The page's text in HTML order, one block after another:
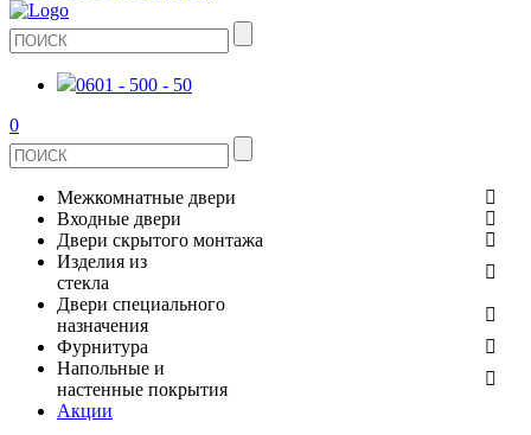
0601 - 500 - 50
0
Межкомнатные двери
ШПОНИРОВАНЫЕ
ЭКОШПОН
ЭМАЛЬ
ИЗ МАССИВА СОСНЫ
Входные двери
МЕТАЛЛИЧЕСКИЕ ДВЕРИ
В КВАРТИРУ
ДЛЯ ДОМА
Двери скрытого монтажа
СТЕКЛЯННЫЕ
ЗЕРКАЛЬНЫЕ
КЕРАМОГРАНИТ
Изделия из
стекла
ДВЕРИ
ДУШЕВЫЕ КАБИНЫ И ПЕРЕГОРОДКИ
Двери специального
назначения
ПРОТИВОПОЖАРНЫЕ
Фурнитура
ДВЕРНЫЕ РУЧКИ
Напольные и
настенные покрытия
Акции